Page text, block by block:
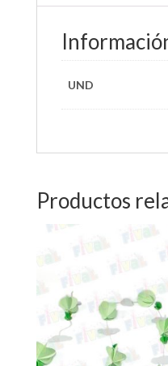
UND
Productos